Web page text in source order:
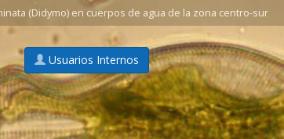
(Didymo) en cuerpos de agua de la zona centro-sur
Usuarios Internos